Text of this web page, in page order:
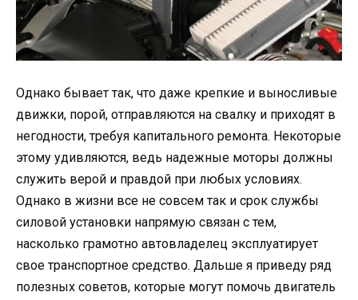
Однако бывает так, что даже крепкие и выносливые
движки, порой, отправляются на свалку и приходят в
негодности, требуя капитального ремонта. Некоторые
этому удивляются, ведь надежные моторы должны
служить верой и правдой при любых условиях.
Однако в жизни все не совсем так и срок службы
силовой установки напрямую связан с тем,
насколько грамотно автовладелец эксплуатирует
свое транспортное средство. Дальше я приведу ряд
полезных советов, которые могут помочь двигатель